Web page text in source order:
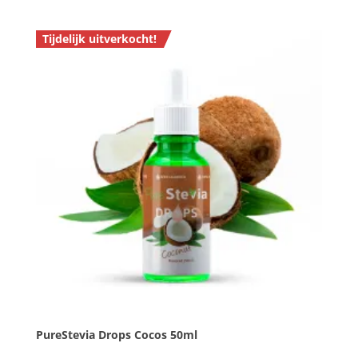
Tijdelijk uitverkocht!
PureStevia Drops Cocos 50ml